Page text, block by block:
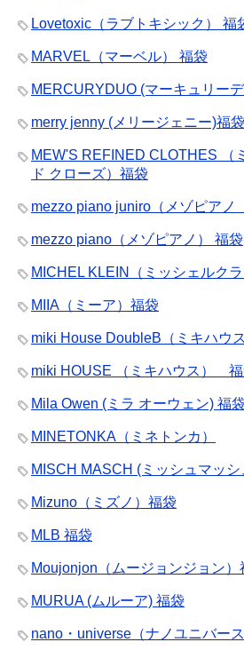
Lovetoxic（ラブトキシック） 福
MARVEL（マーベル） 福袋
MERCURYDUO (マーキュリー
merry jenny (メリージェニー)福袋
MEW'S REFINED CLOTHES （
ド クローズ）福袋
mezzo piano juniro（メゾピア
mezzo piano（メゾピアノ） 福袋
MICHEL KLEIN（ミッシェルク
MIIA（ミーア）福袋
miki House DoubleB（ミキハウ
miki HOUSE （ミキハウス）
Mila Owen (ミラ オーウェン) 福袋
MINETONKA（ミネトンカ）
MISCH MASCH (ミッシュマッ
Mizuno（ミズノ）福袋
MLB 福袋
Moujonjon（ムージョンジョン）
MURUA (ムルーア) 福袋
nano・universe（ナノユニバー